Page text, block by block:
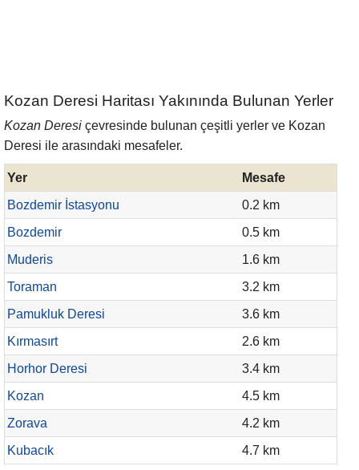
Kozan Deresi Haritası Yakınında Bulunan Yerler
Kozan Deresi çevresinde bulunan çeşitli yerler ve Kozan
Deresi ile arasındaki mesafeler.
Yer
Mesafe
Bozdemir İstasyonu
0.2 km
Bozdemir
0.5 km
Muderis
1.6 km
Toraman
3.2 km
Pamukluk Deresi
3.6 km
Kırmasırt
2.6 km
Horhor Deresi
3.4 km
Kozan
4.5 km
Zorava
4.2 km
Kubacık
4.7 km